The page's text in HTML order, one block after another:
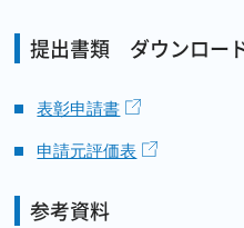
提出書類 ダウンロー
表彰申請書
申請元評価表
参考資料